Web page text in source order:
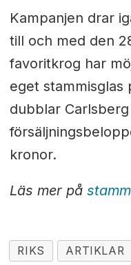
Kampanjen drar
till och med den
favoritkrog har
eget stammisglas
dubblar
kronor.
Läs mer på
RIKS ARTIKLAR